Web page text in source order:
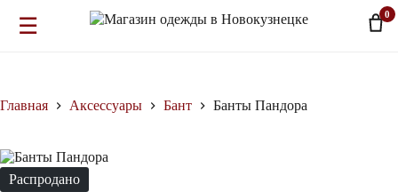
☰ 0
Главная
Аксессуары Бант Банты Пандора
Распродано